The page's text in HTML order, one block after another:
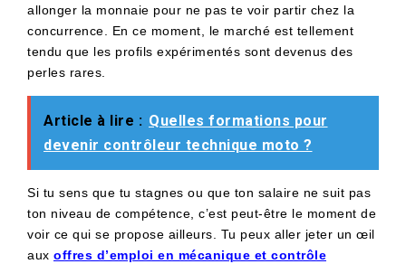
allonger la monnaie pour ne pas te voir partir chez la
concurrence. En ce moment, le marché est tellement
tendu que les profils expérimentés sont devenus des
perles rares.
Article à lire : Quelles formations pour
devenir contrôleur technique moto ?
Si tu sens que tu stagnes ou que ton salaire ne suit pas
ton niveau de compétence, c’est peut-être le moment de
voir ce qui se propose ailleurs. Tu peux aller jeter un œil
aux offres d’emploi en mécanique et contrôle